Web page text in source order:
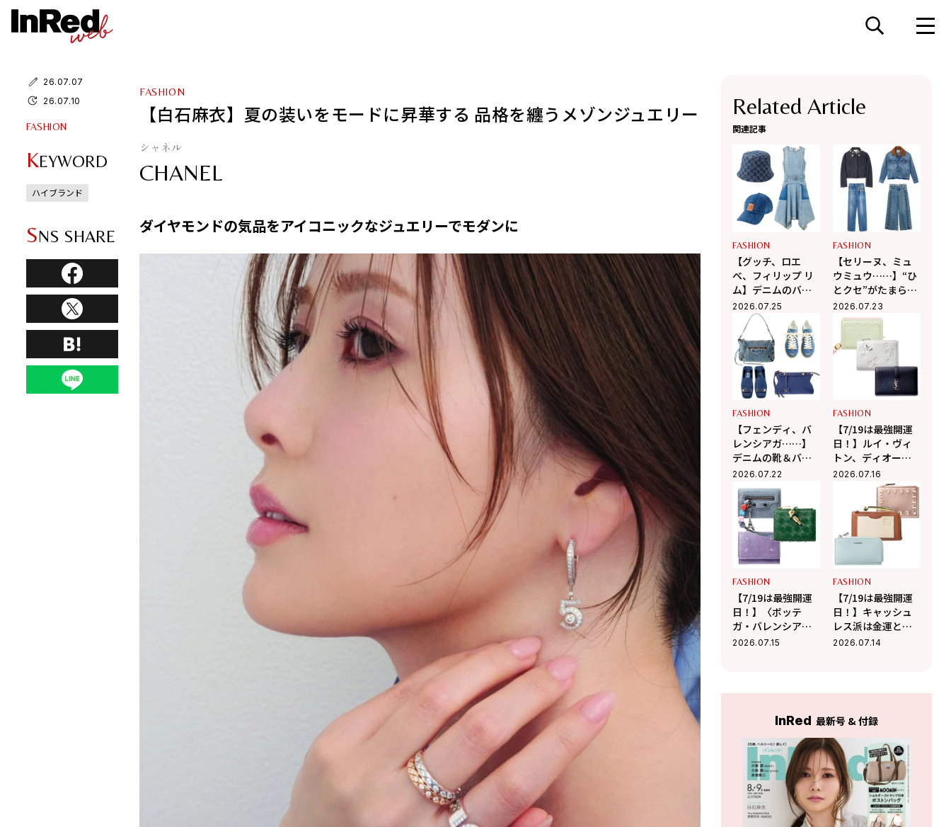
FASHION
【白石麻衣】夏の装いをモードに昇華する 品格を纏うメゾンジュエリー
シャネル
CHANEL
ダイヤモンドの気品をアイコニックなジュエリーでモダンに
26.07.07
26.07.10
FASHION
KEYWORD
ハイブランド
SNS SHARE
Related Article
関連記事
FASHION
【グッチ、ロエ
ベ、フィリップ リ
ム】デニムのバケ
ハやドレスが夏コ
ーデを刺激する！
2026.07.25
FASHION
【セリーヌ、ミュ
ウミュウ……】“ひ
とクセ”がたまらな
く可愛い♡デニム
ジャケット&パンツ
2026.07.23
FASHION
【フェンディ、バ
レンシアガ……】
デニムの靴＆バッ
グはカジュアルと
上品のバランスが
最高！
2026.07.22
FASHION
【7/19は最強開運
日！】ルイ・ヴィ
トン、ディオー
ル、サンローラン
の日本限定財布で
強運を掴み取る！
2026.07.16
FASHION
【7/19は最強開運
日！】〈ボッテ
ガ・バレンシア
ガ・マルジェラ〉
2026.07.15
FASHION
【7/19は最強開運
日！】キャッシュ
レス派は金運と相
性抜群のフラグメ
2026.07.14
InRed 最新号 & 付録